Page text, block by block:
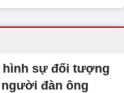
hình sự đối tượng
đàn ông